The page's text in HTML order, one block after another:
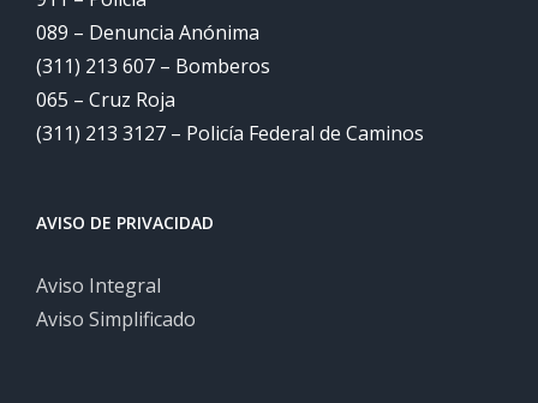
089 – Denuncia Anónima
(311) 213 607 – Bomberos
065 – Cruz Roja
(311) 213 3127 – Policía Federal de Caminos
AVISO DE PRIVACIDAD
Aviso Integral
Aviso Simplificado